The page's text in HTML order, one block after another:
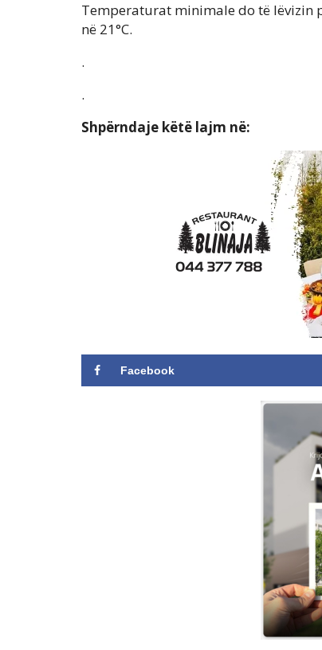
Temperaturat minimale do të lëvizin
në 21°C.
.
.
Shpërndaje këtë lajm në:
Facebook